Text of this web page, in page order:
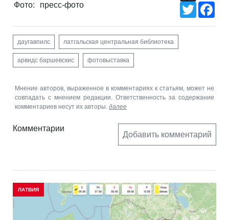
Фото:
пресс-фото
Twitter
даугавпилс латгальская центральная библиотека
арвидс баршевскис фотовыставка
Мнение авторов, выраженное в комментариях к статьям, может не
совпадать с мнением редакции. Ответственность за содержание
комментариев несут их авторы. далее
Комментарии
Добавить комментарий
ЛАТВИЯ